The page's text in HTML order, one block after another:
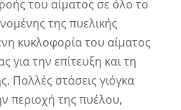
του αίματος σε όλο το
της πυελικής
κυκλοφορία του αίματος
για την επίτευξη και τη
Πολλές στάσεις γιόγκα
περιοχή της πυέλου,